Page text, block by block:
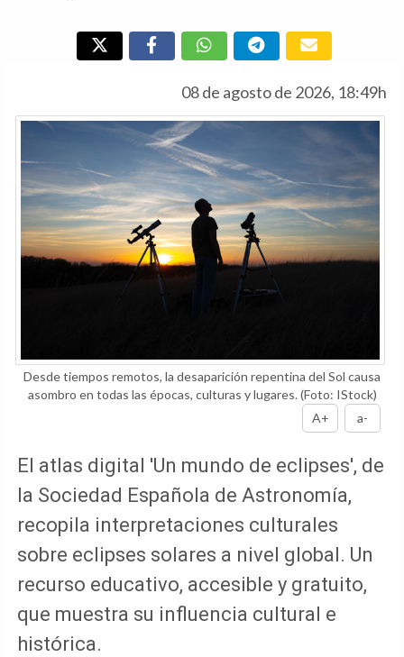
08 de agosto de 2026, 18:49h
Desde tiempos remotos, la desaparición repentina del Sol causa
asombro en todas las épocas, culturas y lugares.(Foto: IStock)
A+
a-
El atlas digital 'Un mundo de eclipses', de
la Sociedad Española de Astronomía,
recopila interpretaciones culturales
sobre eclipses solares a nivel global. Un
recurso educativo, accesible y gratuito,
que muestra su influencia cultural e
histórica.